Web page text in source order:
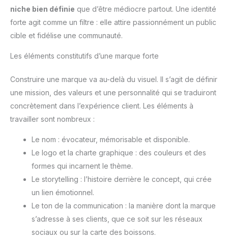
niche bien définie que d’être médiocre partout. Une identité
forte agit comme un filtre : elle attire passionnément un public
cible et fidélise une communauté.
Les éléments constitutifs d’une marque forte
Construire une marque va au-delà du visuel. Il s’agit de définir
une mission, des valeurs et une personnalité qui se traduiront
concrètement dans l’expérience client. Les éléments à
travailler sont nombreux :
Le nom : évocateur, mémorisable et disponible.
Le logo et la charte graphique : des couleurs et des
formes qui incarnent le thème.
Le storytelling : l’histoire derrière le concept, qui crée
un lien émotionnel.
Le ton de la communication : la manière dont la marque
s’adresse à ses clients, que ce soit sur les réseaux
sociaux ou sur la carte des boissons.